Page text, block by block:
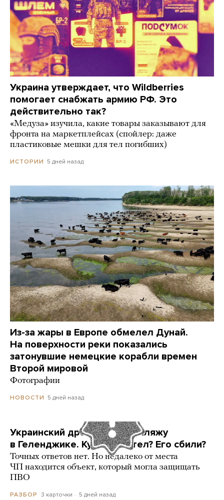
Украина утверждает, что Wildberries
помогает снабжать армию РФ. Это
действительно так?
«Медуза» изучила, какие товары заказывают для
фронта на маркетплейсах (спойлер: даже
пластиковые мешки для тел погибших)
ИСТОРИИ 5 дней назад
Из-за жары в Европе обмелел Дунай.
На поверхности реки показались
затонувшие немецкие корабли времен
Второй мировой
Фотографии
НОВОСТИ 5 дней назад
Украинский дрон попал по пляжу
в Геленджике. Куда он летел? Его сбили?
Точных ответов нет. Но недалеко от места
ЧП находится объект, который могла защищать
ПВО
РАЗБОР 3 карточки 5 дней назад